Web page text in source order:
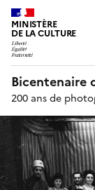
MINISTÈRE
DE LA CULTURE
Bicentenaire
200 ans de